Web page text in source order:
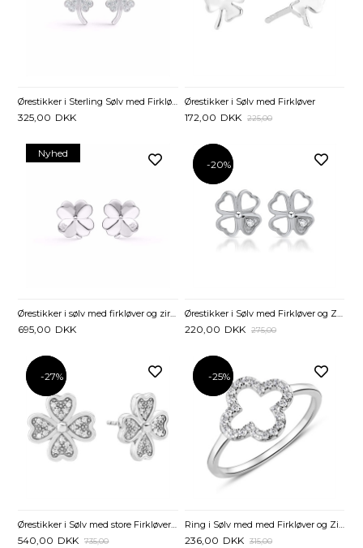
Ørestikker i Sterling Sølv med Firkløver og Zirkonia
325,00 DKK
Ørestikker i Sølv med Firkløver
172,00 DKK 225,00
Nyhed
695,00 DKK
-20%
-20%
220,00 DKK 275,00
-27%
-27%
Ørestikker i Sølv med store Firkløvere og Zirkoniasten - 12 x 12 mm
540,00 DKK 735,00
-25%
-25%
Ring i Sølv med med Firkløver og Zirkoniasten
236,00 DKK 315,00